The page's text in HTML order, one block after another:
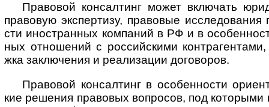
Правовой консалтинг может включать
пра­во­вую экс­пер­тизу, право­вые
сти ино­ст­ран­ных ком­паний в РФ и в
ных отно­шений с рос­сийс­кими
жка заклю­чения и реа­ли­зации дого­воров.
Правовой консалтинг в особенности
кие реше­ния пра­во­вых воп­ро­сов, под